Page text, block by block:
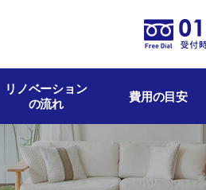
リノベーション
の流れ
費用の目安